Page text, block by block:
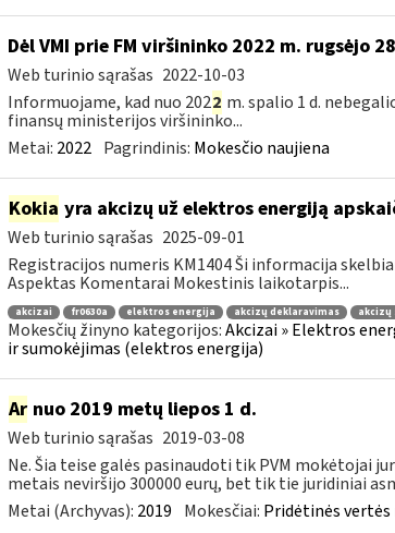
Dėl VMI prie FM viršininko 2022 m. rugsėjo
Web turinio sąrašas 2022-10-03
Informuojame, kad nuo 2022 m. spalio 1 d.
finansų ministerijos viršininko...
Metai: 2022 Pagrindinis: Mokesčio naujiena
Kokia yra akcizų už elektros energiją
Web turinio sąrašas 2025-09-01
Registracijos numeris KM1404 Ši informacija
Aspektas Komentarai Mokestinis laikotarpis...
akcizai fr0630a elektros energija akcizų deklaravimas akcizų
Mokesčių žinyno kategorijos:Akcizai » Elektros
ir sumokėjimas (elektros energija)
Arnuo 2019 metų liepos 1 d.
Web turinio sąrašas 2019-03-08
Ne. Šia teise galės pasinaudoti tik PVM mokėtojai
metais neviršijo 300000 eurų, bet tik tie juridiniai
Metai (Archyvas): 2019 Mokesčiai: Pridėtinės